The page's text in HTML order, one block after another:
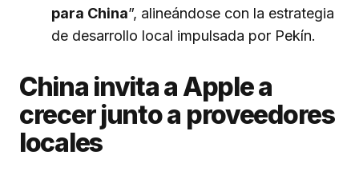
para China”, alineándose con la estrategia
de desarrollo local impulsada por Pekín.
China invita a Apple a
crecer junto a proveedores
locales